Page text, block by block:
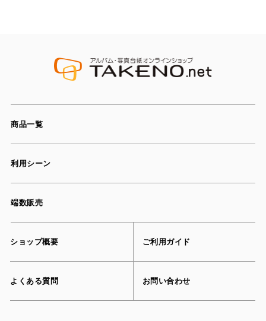
商品一覧
利用シーン
端数販売
ショップ概要 ご利用ガイド
よくある質問 お問い合わせ